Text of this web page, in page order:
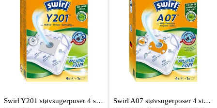
Swirl Y201 støvsugerposer 4 stk. inkl. 1 filter Swirl A07 støvsugerposer 4 stk. inkl. 1 filter